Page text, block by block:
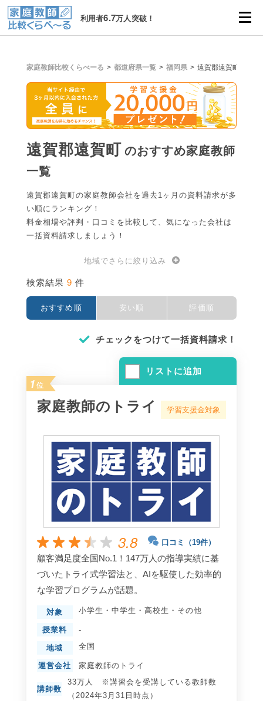
利用者6.7万人突破！
家庭教師比較くらべーる 都道府県一覧 福岡県 遠賀郡遠賀町
遠賀郡遠賀町 のおすすめ家庭教師
一覧
遠賀郡遠賀町の家庭教師会社を過去1ヶ月の資料請求が多
い順にランキング！
料金相場や評判・口コミを比較して、気になった会社は
一括資料請求しましょう！
地域でさらに絞り込み
検索結果 9 件
おすすめ順 安い順 評価順
チェックをつけて一括資料請求！
リストに追加
1 位
家庭教師のトライ 学習支援金対象
3.8 口コミ（19件）
顧客満足度全国No.1！147万人の指導実績に基
づいたトライ式学習法と、AIを駆使した効率的
な学習プログラムが話題。
対象 小学生 ・ 中学生 ・ 高校生 ・ その他
授業料 -
地域 全国
運営会社 家庭教師のトライ
講師数
33万人 ※講習会を受講している教師数
（2024年3月31日時点）